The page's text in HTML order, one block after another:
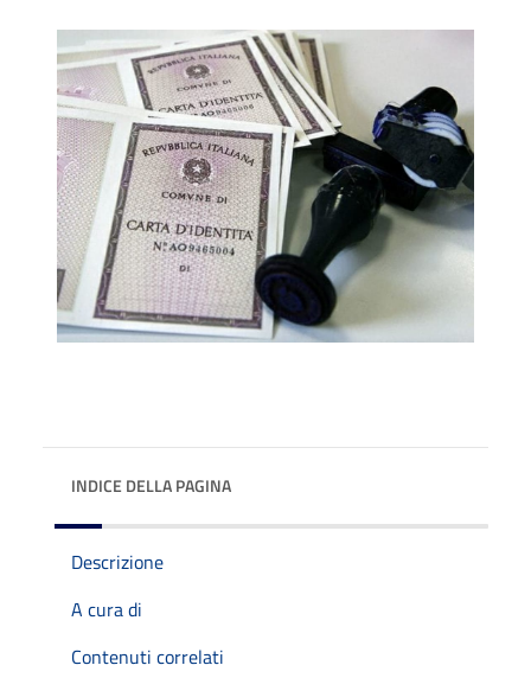
INDICE DELLA PAGINA
Descrizione
A cura di
Contenuti correlati